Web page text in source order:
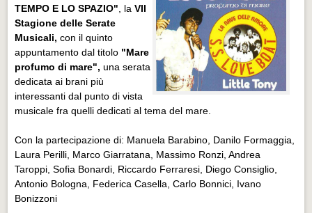
TEMPO E LO SPAZIO" , laVII
Stagione delle Serate
Musicali, con il quinto
appuntamento dal titolo "Mare
profumo di mare",una serata
dedicata ai brani più
interessanti dal punto di vista
musicale fra quelli dedicati al tema del mare.
Con la partecipazione di: Manuela Barabino, Danilo Formaggia,
Laura Perilli, Marco Giarratana, Massimo Ronzi, Andrea
Taroppi, Sofia Bonardi, Riccardo Ferraresi, Diego Consiglio,
Antonio Bologna, Federica Casella, Carlo Bonnici, Ivano
Bonizzoni